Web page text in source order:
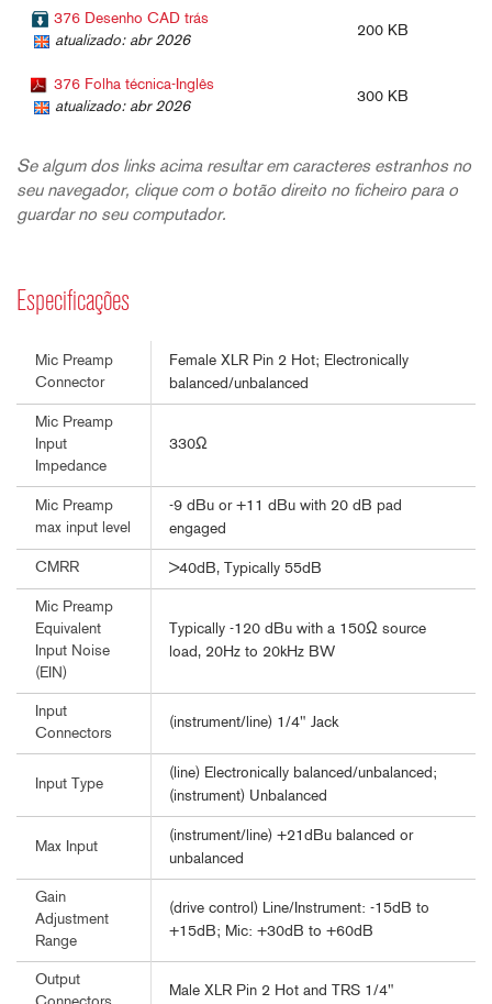
376 Desenho CAD trás
atualizado: abr 2026
200 KB
376 Folha técnica-Inglês
atualizado: abr 2026
300 KB
Se algum dos links acima resultar em caracteres estranhos no
seu navegador, clique com o botão direito no ficheiro para o
guardar no seu computador.
Especificações
Mic Preamp
Connector
Female XLR Pin 2 Hot; Electronically
balanced/unbalanced
Mic Preamp
Input
Impedance
330Ω
Mic Preamp
max input level
-9 dBu or +11 dBu with 20 dB pad
engaged
CMRR >40dB, Typically 55dB
Mic Preamp
Equivalent
Input Noise
(EIN)
Typically -120 dBu with a 150Ω source
load, 20Hz to 20kHz BW
Input
Connectors
(instrument/line) 1/4" Jack
Input Type
(line) Electronically balanced/unbalanced;
(instrument) Unbalanced
Max Input
(instrument/line) +21dBu balanced or
unbalanced
Gain
Adjustment
Range
(drive control) Line/Instrument: -15dB to
+15dB; Mic: +30dB to +60dB
Output
Male XLR Pin 2 Hot and TRS 1/4"